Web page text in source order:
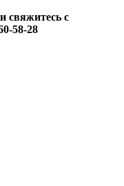
свяжитесь с
58-28